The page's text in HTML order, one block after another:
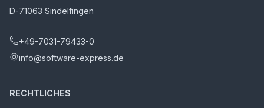
D-71063 Sindelfingen
+49-7031-79433-0
info@software-express.de
RECHTLICHES